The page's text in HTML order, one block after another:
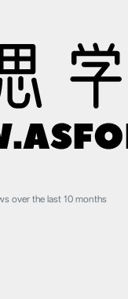
over the last 10 months